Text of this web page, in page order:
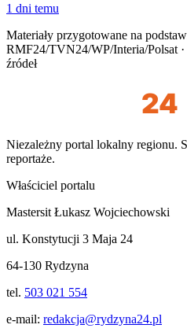
1 dni temu
Materiały przygotowane na
RMF24/TVN24/WP/Interia/Polsat
źródeł
Niezależny portal lokalny regionu.
reportaże.
Właściciel portalu
Mastersit Łukasz Wojciechowski
ul. Konstytucji 3 Maja 24
64-130 Rydzyna
tel. 503 021 554
e-mail: redakcja@rydzyna24.pl